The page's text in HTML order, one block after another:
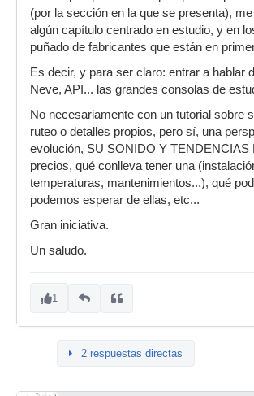
(por la sección en la que se presenta),
algún capítulo centrado en estudio, y en
puñado de fabricantes que están en
Es decir, y para ser claro: entrar a hablar
Neve, API... las grandes consolas de
No necesariamente con un tutorial sobre
ruteo o detalles propios, pero sí, una
evolución, SU SONIDO Y TENDENCIAS
precios, qué conlleva tener una
temperaturas, mantenimientos...), qué
podemos esperar de ellas, etc...
Gran iniciativa.
Un saludo.
1
2 respuestas directas